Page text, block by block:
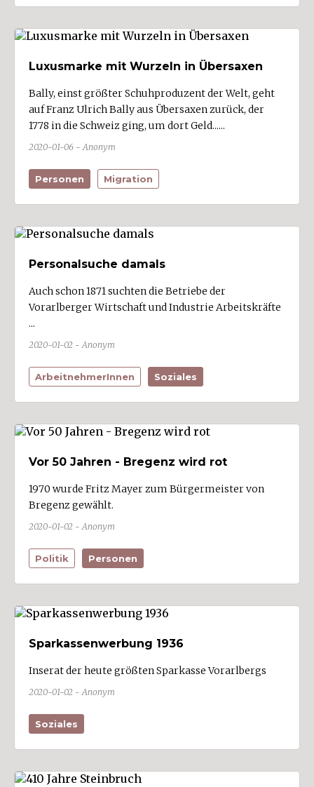
Fußach (3)
Gaißau (1)
Göfis (2)
Götzis (10)
Hard (7)
Hittisau
Hohenems (6)
Hohenweiler
Innerbraz
Kennelbach (3)
Klaus (1)
Koblach (1)
Laterns
Lauterach (4)
Lech (1)
Lingenau
Lochau (2)
Lustenau (22)
Mäder (1)
Meiningen (1)
Mellau
Mittelberg (4)
Möggers
Nüziders (2)
Luxusmarke mit Wurzeln in Übersaxen
Bally, einst größter Schuhproduzent der Welt, geht
auf Franz Ulrich Bally aus Übersaxen zurück, der
1778 in die Schweiz ging, um dort Geld......
2020-01-06 - Anonym
Personen Migration
Personalsuche damals
Auch schon 1871 suchten die Betriebe der
Vorarlberger Wirtschaft und Industrie Arbeitskräfte
...
2020-01-02 - Anonym
ArbeitnehmerInnen Soziales
Vor 50 Jahren - Bregenz wird rot
1970 wurde Fritz Mayer zum Bürgermeister von
Bregenz gewählt.
2020-01-02 - Anonym
Politik Personen
Sparkassenwerbung 1936
Inserat der heute größten Sparkasse Vorarlbergs
2020-01-02 - Anonym
Soziales